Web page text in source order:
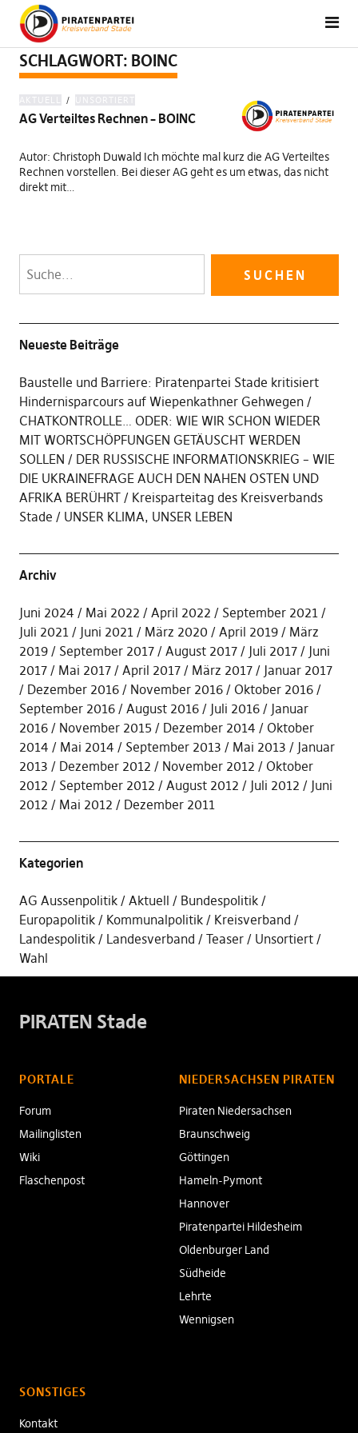
SCHLAGWORT: BOINC
AKTUELL UNSORTIERT
AG Verteiltes Rechnen – BOINC
Autor: Christoph Duwald Ich möchte mal kurz die AG Verteiltes
Rechnen vorstellen. Bei dieser AG geht es um etwas, das nicht
direkt mit…
Neueste Beiträge
Baustelle und Barriere: Piratenpartei Stade kritisiert
Hindernisparcours auf Wiepenkathner Gehwegen
CHATKONTROLLE… ODER: WIE WIR SCHON WIEDER
MIT WORTSCHÖPFUNGEN GETÄUSCHT WERDEN
SOLLEN
DER RUSSISCHE INFORMATIONSKRIEG – WIE
DIE UKRAINEFRAGE AUCH DEN NAHEN OSTEN UND
AFRIKA BERÜHRT
Kreisparteitag des Kreisverbands
Stade
UNSER KLIMA, UNSER LEBEN
Archiv
Juni 2024 Mai 2022 April 2022
September 2021
Juli 2021
Juni 2021 März 2020 April 2019
März
2019
September 2017 August 2017 Juli 2017
Juni
2017
Mai 2017 April 2017 März 2017
Januar 2017
Dezember 2016
November 2016
Oktober 2016
September 2016
August 2016 Juli 2016
Januar
2016
November 2015 Dezember 2014
Oktober
2014
Mai 2014 September 2013 Mai 2013
Januar
2013
Dezember 2012 November 2012
Oktober
2012
September 2012 August 2012 Juli 2012
Juni
2012
Mai 2012 Dezember 2011
Kategorien
AG Aussenpolitik Aktuell
Bundespolitik
Europapolitik
Kommunalpolitik
Kreisverband
Landespolitik
Landesverband Teaser
Unsortiert
Wahl
PIRATEN Stade
PORTALE
Forum
Mailinglisten
Wiki
Flaschenpost
NIEDERSACHSEN PIRATEN
Piraten Niedersachsen
Braunschweig
Göttingen
Hameln-Pymont
Hannover
Piratenpartei Hildesheim
Oldenburger Land
Südheide
Lehrte
Wennigsen
SONSTIGES
Kontakt